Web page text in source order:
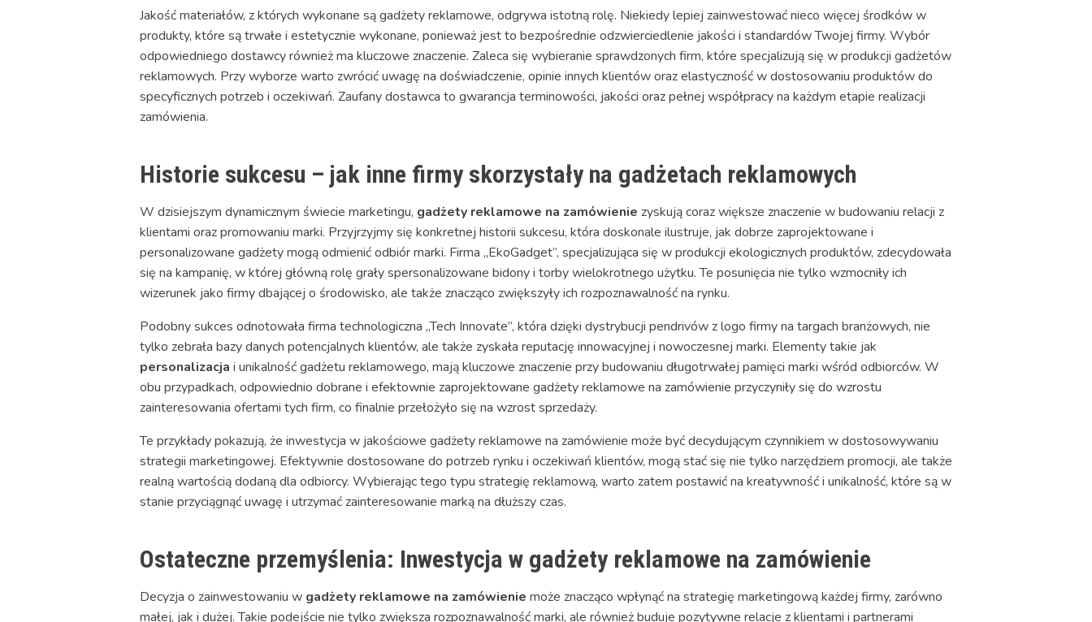
Jakość materiałów, z których wykonane są gadżety reklamowe, odgrywa istotną rolę. Niekiedy lepiej zainwestować nieco więcej środków w
produkty, które są trwałe i estetycznie wykonane, ponieważ jest to bezpośrednie odzwierciedlenie jakości i standardów Twojej firmy. Wybór
odpowiedniego dostawcy również ma kluczowe znaczenie. Zaleca się wybieranie sprawdzonych firm, które specjalizują się w produkcji gadżetów
reklamowych. Przy wyborze warto zwrócić uwagę na doświadczenie, opinie innych klientów oraz elastyczność w dostosowaniu produktów do
specyficznych potrzeb i oczekiwań. Zaufany dostawca to gwarancja terminowości, jakości oraz pełnej współpracy na każdym etapie realizacji
zamówienia.
Historie sukcesu – jak inne firmy skorzystały na gadżetach reklamowych
W dzisiejszym dynamicznym świecie marketingu, gadżety reklamowe na zamówienie zyskują coraz większe znaczenie w budowaniu relacji z
klientami oraz promowaniu marki. Przyjrzyjmy się konkretnej historii sukcesu, która doskonale ilustruje, jak dobrze zaprojektowane i
personalizowane gadżety mogą odmienić odbiór marki. Firma „EkoGadget”, specjalizująca się w produkcji ekologicznych produktów, zdecydowała
się na kampanię, w której główną rolę grały spersonalizowane bidony i torby wielokrotnego użytku. Te posunięcia nie tylko wzmocniły ich
wizerunek jako firmy dbającej o środowisko, ale także znacząco zwiększyły ich rozpoznawalność na rynku.
Podobny sukces odnotowała firma technologiczna „Tech Innovate”, która dzięki dystrybucji pendrivów z logo firmy na targach branżowych, nie
tylko zebrała bazy danych potencjalnych klientów, ale także zyskała reputację innowacyjnej i nowoczesnej marki. Elementy takie jak
personalizacja i unikalność gadżetu reklamowego, mają kluczowe znaczenie przy budowaniu długotrwałej pamięci marki wśród odbiorców. W
obu przypadkach, odpowiednio dobrane i efektownie zaprojektowane gadżety reklamowe na zamówienie przyczyniły się do wzrostu
zainteresowania ofertami tych firm, co finalnie przełożyło się na wzrost sprzedaży.
Te przykłady pokazują, że inwestycja w jakościowe gadżety reklamowe na zamówienie może być decydującym czynnikiem w dostosowywaniu
strategii marketingowej. Efektywnie dostosowane do potrzeb rynku i oczekiwań klientów, mogą stać się nie tylko narzędziem promocji, ale także
realną wartością dodaną dla odbiorcy. Wybierając tego typu strategię reklamową, warto zatem postawić na kreatywność i unikalność, które są w
stanie przyciągnąć uwagę i utrzymać zainteresowanie marką na dłuższy czas.
Ostateczne przemyślenia: Inwestycja w gadżety reklamowe na zamówienie
Decyzja o zainwestowaniu w gadżety reklamowe na zamówienie może znacząco wpłynąć na strategię marketingową każdej firmy, zarówno
małej, jak i dużej. Takie podejście nie tylko zwiększa rozpoznawalność marki, ale również buduje pozytywne relacje z klientami i partnerami